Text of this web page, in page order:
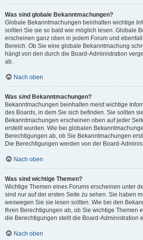
Was sind globale Bekanntmachungen?
Globale Bekanntmachungen beinhalten wichtige
sollten Sie sie so bald wie möglich lesen. Globale
erscheinen ganz oben in jedem Forum und
Bereich. Ob Sie eine globale Bekanntmachung
hängt von den durch die Board-Administration
ab.
Nach oben
Was sind Bekanntmachungen?
Bekanntmachungen beinhalten meist wichtige
des Boards, in dem Sie sich befinden. Sie sollten
Bekanntmachungen erscheinen oben auf jeder
erstellt wurden. Wie bei globalen
Berechtigungen ab, ob Sie Bekanntmachungen
Die Berechtigungen werden von der Board-
Nach oben
Was sind wichtige Themen?
Wichtige Themen eines Forums erscheinen unter
sind nur auf der ersten Seite zu sehen. Sie haben
weswegen Sie sie lesen sollten. Wie bei den
Ihren Berechtigungen ab, ob Sie wichtige Themen
die Berechtigungen stellt die Board-Administration
Nach oben